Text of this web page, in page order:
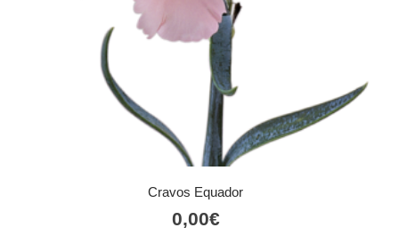
Cravos Equador
0,00€